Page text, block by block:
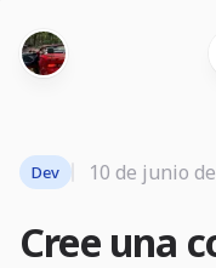
Cree una
Dev 10 de junio